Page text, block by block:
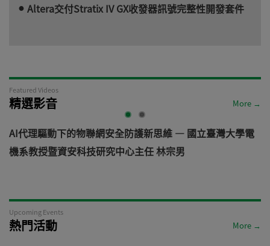
Altera交付Stratix IV GX收發器訊號完整性開發套件
Featured Videos
精選影音 More →
AI代理驅動下的物聯網安全防護新思維 — 國立臺灣大學電
機系教授暨資安科技研究中心主任 林宗男
Upcoming Events
熱門活動 More →